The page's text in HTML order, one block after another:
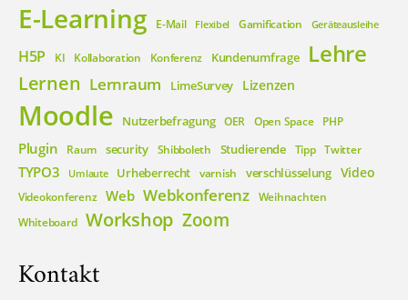
E-Learning E-Mail Flexibel Gamification Geräteausleihe
H5P KI Kollaboration Konferenz Kundenumfrage Lehre
Lernen Lernraum LimeSurvey Lizenzen
Moodle Nutzerbefragung OER Open Space PHP
Plugin Raum security Shibboleth Studierende Tipp Twitter
TYPO3 Umlaute Urheberrecht varnish verschlüsselung Video
Videokonferenz Web Webkonferenz Weihnachten
Whiteboard Workshop Zoom
Kontakt